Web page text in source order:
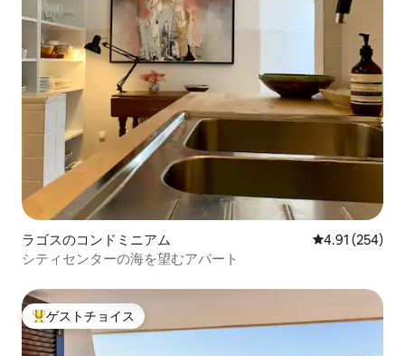
ラゴスのコンドミニアム レビュー254
4.91 (254)
シティセンターの海を望むアパート
大好評のゲストチョイスです。
ゲストチョイス